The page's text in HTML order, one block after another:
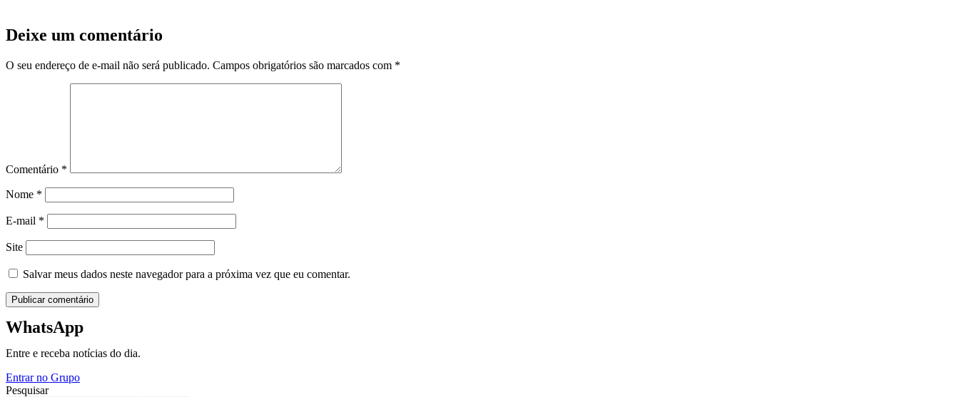
Deixe um comentário
O seu endereço de e-mail não será publicado. Campos obrigatórios são marcados com *
Comentário *
Nome *
E-mail *
Site
Salvar meus dados neste navegador para a próxima vez que eu comentar.
WhatsApp
Entre e receba notícias do dia.
Entrar no Grupo
Pesquisar